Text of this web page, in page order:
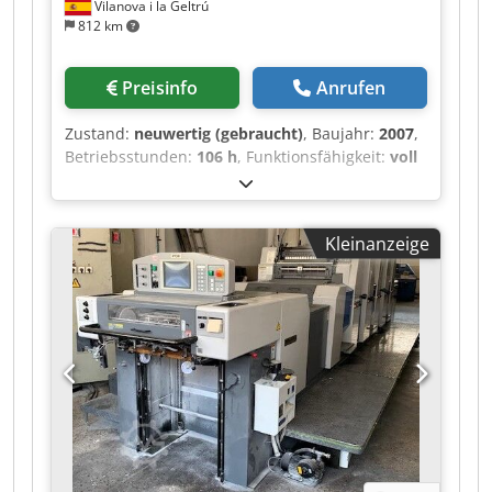
Vilanova i la Geltrú
812 km
Preisinfo Anrufen
Zustand: neuwertig (gebraucht), Baujahr: 2007,
Betriebsstunden: 106 h, Funktionsfähigkeit: voll
, Farbkanäle:
coater, Papierbreite (min.):585 mm,
Papierbreite (max.):740 mm, Tolle XL 75
Maschine mit Top Zustand und Ausrüstung
Lackturm (Kammerrakelsystem) Prinect Axis
Control Prinect Press Center mit
Fernsteuereinrichtung für Farbzonen,
Farbduktoren sowie Umfang-, Seiten- und
Diagonalregister mit Job Memory Card und
Touch Screen Alcolor Vario Filmfeuchtwerke mit
Umwälzung und Kühlung CombiStar
Farbwerktemperierung (wassergekühlt)
Chodpfxex S Npfe Aizoa Autoplate XL voll-
automatisches simultaner Plattenwechselsystem
Kleinanzeige